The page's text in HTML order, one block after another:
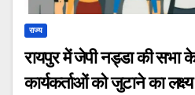
राज्य
रायपुर में जेपी नड्डा की सभा
कार्यकर्ताओं को जुटाने का